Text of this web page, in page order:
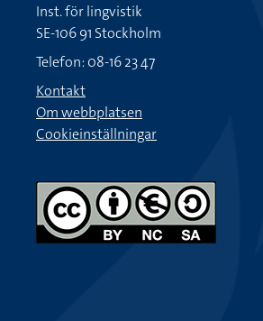
Inst. för lingvistik
SE-106 91 Stockholm
Telefon: 08-16 23 47
Kontakt
Om webbplatsen
Cookieinställningar